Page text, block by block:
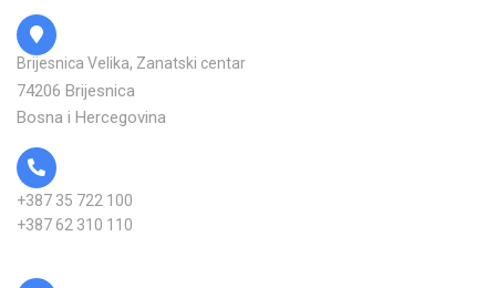
Brijesnica Velika, Zanatski centar
74206 Brijesnica
Bosna i Hercegovina
+387 35 722 100
+387 62 310 110